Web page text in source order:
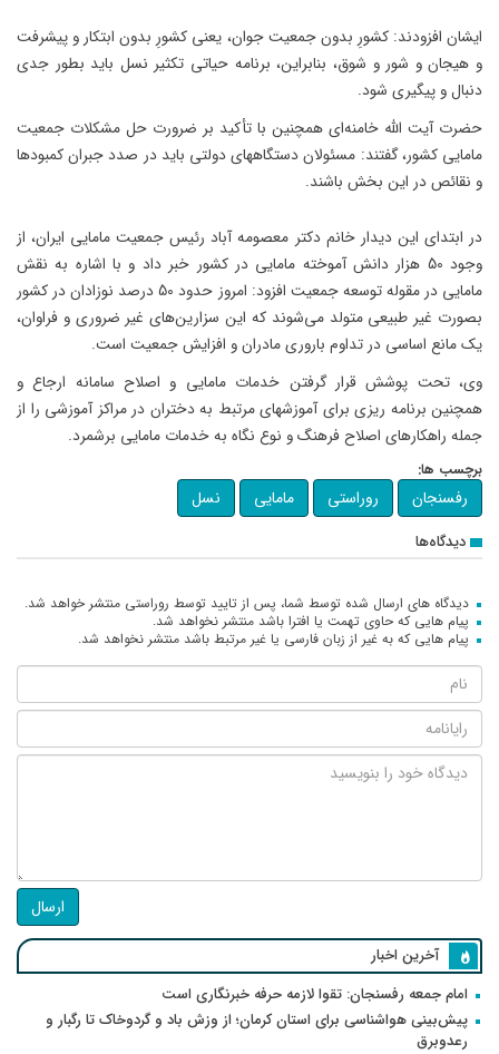
ایشان افزودند: کشورِ بدون جمعیت جوان، یعنی کشورِ بدون ابتکار و پیشرفت
و هیجان و شور و شوق، بنابراین، برنامه حیاتی تکثیر نسل باید بطور جدی
دنبال و پیگیری شود.
حضرت آیت الله خامنه‌ای همچنین با تأکید بر ضرورت حل مشکلات جمعیت
مامایی کشور، گفتند: مسئولان دستگاههای دولتی باید در صدد جبران کمبودها
و نقائص در این بخش باشند.
در ابتدای این دیدار خانم دکتر معصومه آباد رئیس جمعیت مامایی ایران، از
وجود 50 هزار دانش آموخته مامایی در کشور خبر داد و با اشاره به نقش
مامایی در مقوله توسعه جمعیت افزود: امروز حدود 50 درصد نوزادان در کشور
بصورت غیر طبیعی متولد می‌شوند که این سزارین‌های غیر ضروری و فراوان،
یک مانع اساسی در تداوم باروری مادران و افزایش جمعیت است.
وی، تحت پوشش قرار گرفتن خدمات مامایی و اصلاح سامانه ارجاع و
همچنین برنامه ریزی برای آموزشهای مرتبط به دختران در مراکز آموزشی را از
جمله راهکارهای اصلاح فرهنگ و نوع نگاه به خدمات مامایی برشمرد.
برچسب ها:
رفسنجان روراستی مامایی نسل
دیدگاه‌ها
دیدگاه های ارسال شده توسط شما، پس از تایید توسط روراستی منتشر خواهد شد.
پیام هایی که حاوی تهمت یا افترا باشد منتشر نخواهد شد.
پیام هایی که به غیر از زبان فارسی یا غیر مرتبط باشد منتشر نخواهد شد.
ارسال
آخرین اخبار
امام جمعه رفسنجان: تقوا لازمه حرفه خبرنگاری است
پیش‌بینی هواشناسی برای استان کرمان؛ از وزش باد و گردوخاک تا رگبار و
رعدوبرق